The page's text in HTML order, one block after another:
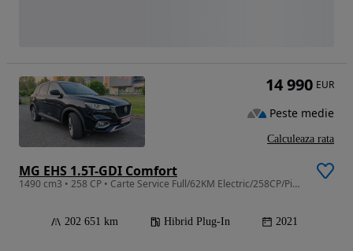
MG EHS 1.5T-GDI Comfort
1490 cm3 • 258 CP • Carte Service Full/62KM Electric/258CP/Piele/Curat
202 651 km Hibrid Plug-In 2021
14 990 EUR
Peste medie
Calculeaza rata